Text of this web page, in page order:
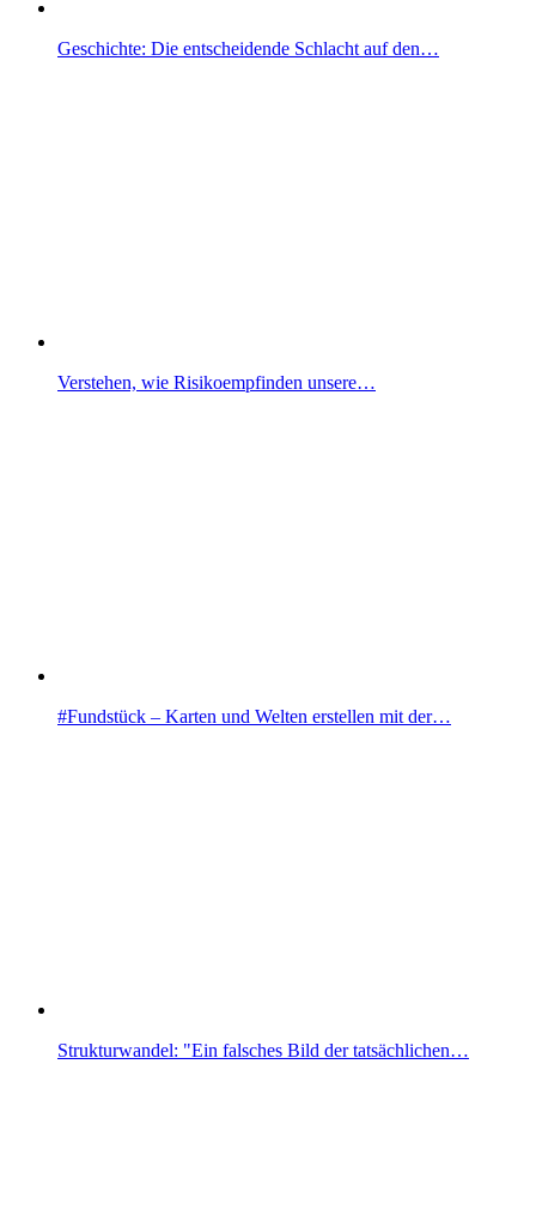
Geschichte: Die entscheidende Schlacht auf den…
Verstehen, wie Risikoempfinden unsere…
#Fundstück – Karten und Welten erstellen mit der…
Strukturwandel: "Ein falsches Bild der tatsächlichen…